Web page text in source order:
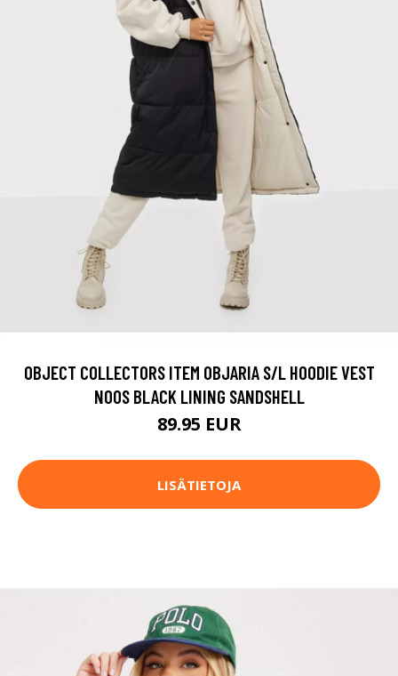
OBJECT COLLECTORS ITEM OBJARIA S/L HOODIE VEST
NOOS BLACK LINING SANDSHELL
89.95 EUR
LISÄTIETOJA